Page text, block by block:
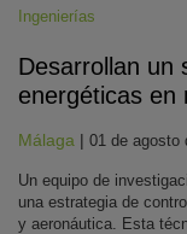
Ingenierías
Desarrollan un
energéticas en
Málaga | 01 de agosto
Un equipo de
una estrategia de
y aeronáutica. Esta